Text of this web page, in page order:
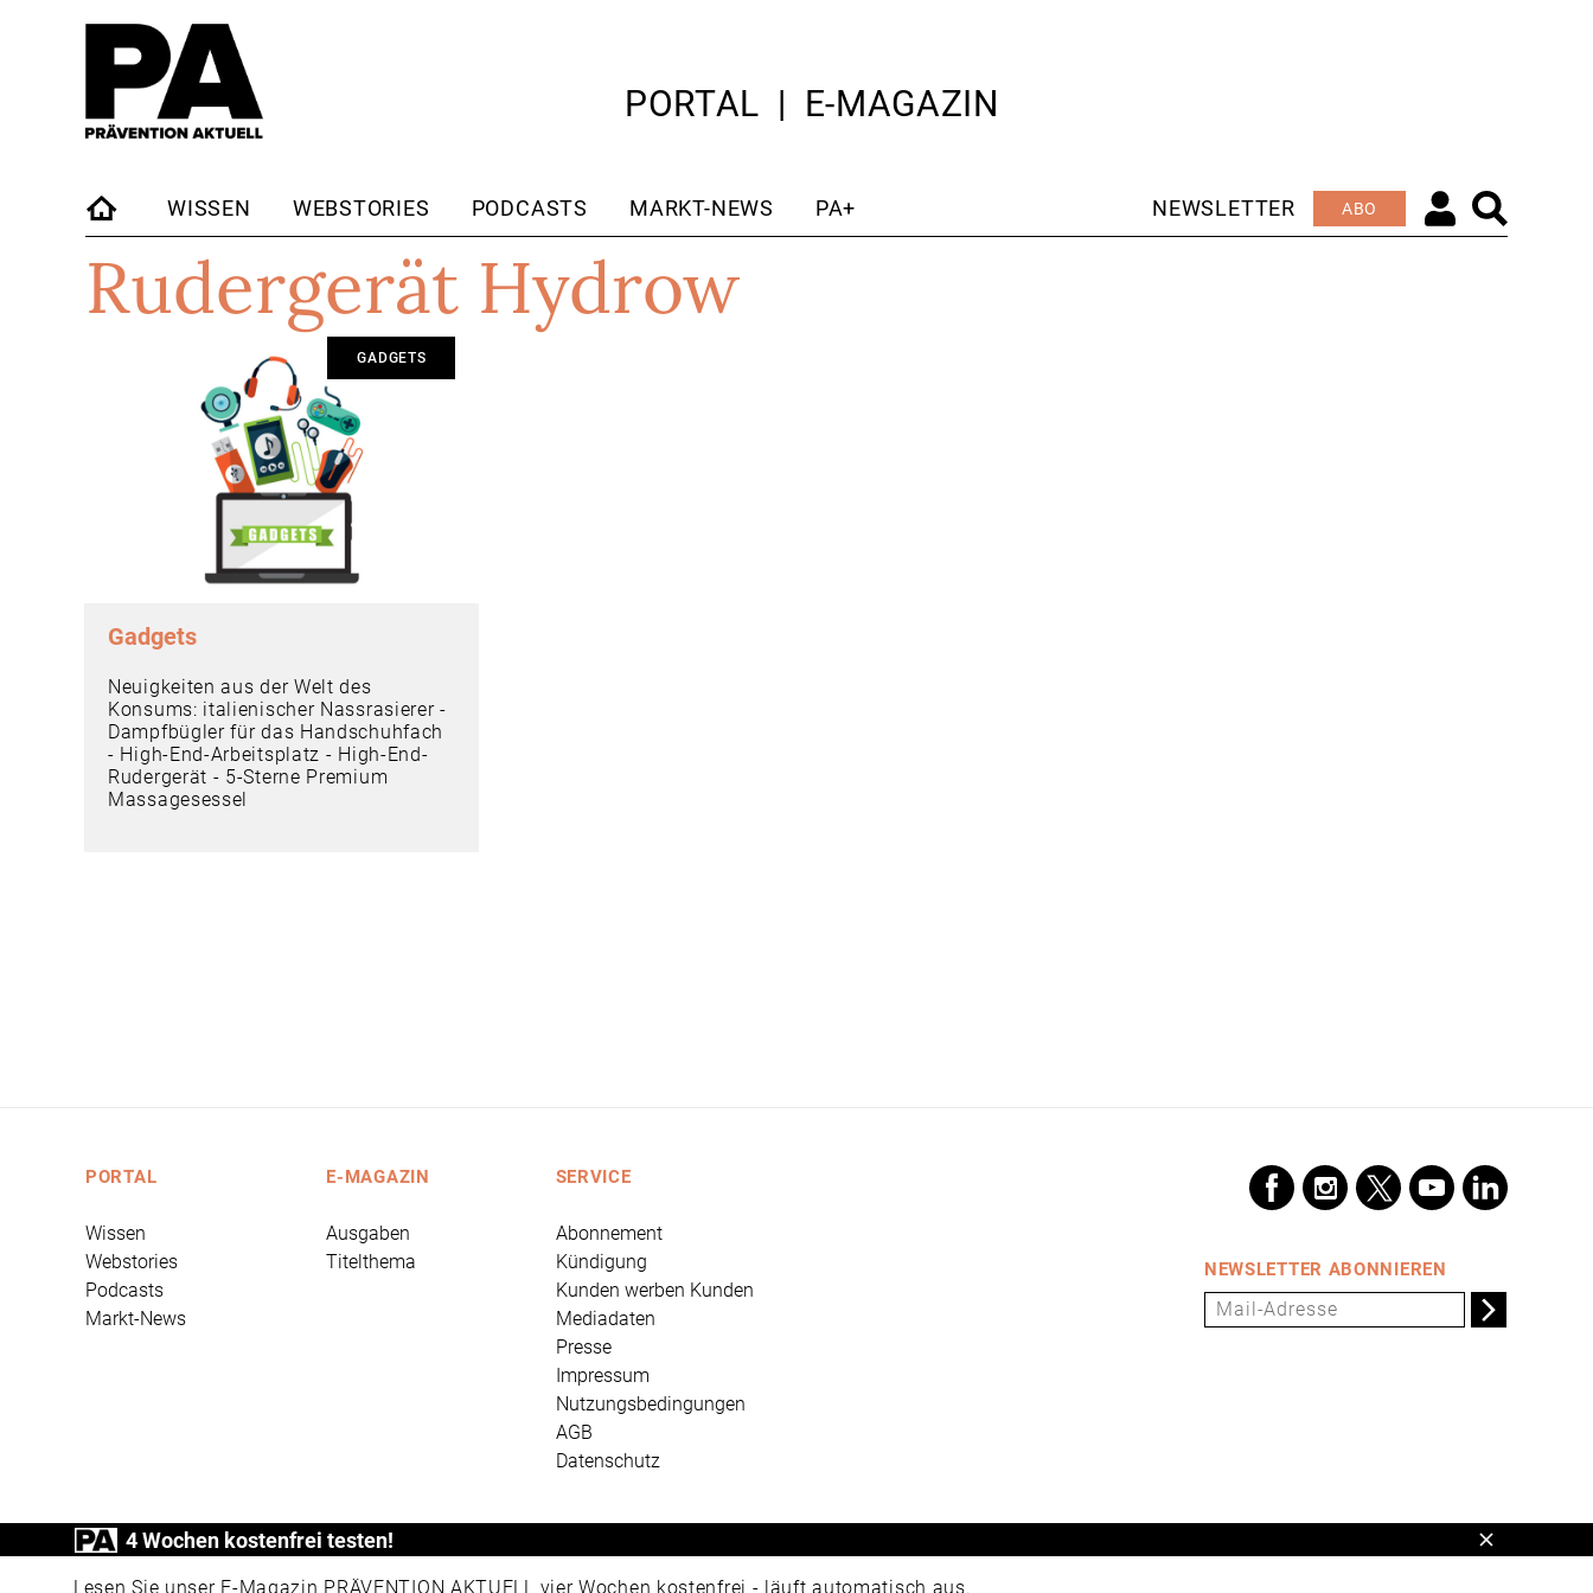
PORTAL E-MAGAZIN
STARTSEITE
WISSEN WEBSTORIES PODCASTS MARKT-NEWS PA+ NEWSLETTER ABO
Rudergerät Hydrow
GADGETS
Gadgets
Neuigkeiten aus der Welt des
Konsums: italienischer Nassrasierer -
Dampfbügler für das Handschuhfach
- High-End-Arbeitsplatz - High-End-
Rudergerät - 5-Sterne Premium
Massagesessel
PORTAL
Wissen
Webstories
Podcasts
Markt-News
E-MAGAZIN
Ausgaben
Titelthema
SERVICE
Abonnement
Kündigung
Kunden werben Kunden
Mediadaten
Presse
Impressum
Nutzungsbedingungen
AGB
Datenschutz
NEWSLETTER ABONNIEREN
4 Wochen kostenfrei testen!
Lesen Sie unser E-Magazin PRÄVENTION AKTUELL vier Wochen kostenfrei - läuft automatisch aus.
Schließen